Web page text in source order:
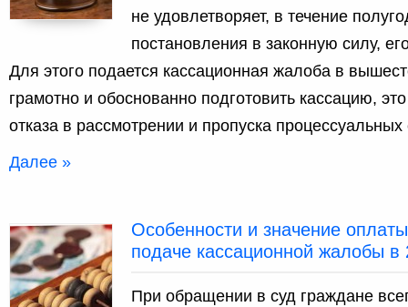
не удовлетворяет, в течение
постановления в законную силу,
Для этого подается кассационная жалоба в
грамотно и обоснованно подготовить кассацию,
отказа в рассмотрении и пропуска процессуальных
Далее »
Особенности и значение
подаче кассационной жалобы в
При обращении в суд граждане